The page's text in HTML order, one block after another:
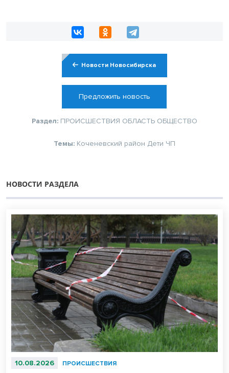
Новости Новосибирска
Предложить новость
Раздел: ПРОИСШЕСТВИЯ ОБЛАСТЬ ОБЩЕСТВО
Темы: Коченевский район Дети ЧП
НОВОСТИ РАЗДЕЛА
10.08.2026 ПРОИСШЕСТВИЯ